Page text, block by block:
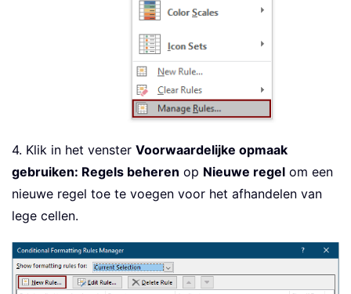
4. Klik in het venster Voorwaardelijke opmaak
gebruiken: Regels beheren op Nieuwe regel om een
nieuwe regel toe te voegen voor het afhandelen van
lege cellen.